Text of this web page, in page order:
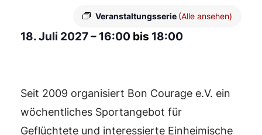
Veranstaltungsserie (Alle ansehen)
18. Juli 2027– 16:00 bis 18:00
Seit 2009 organisiert Bon Courage e.V. ein
wöchentliches Sportangebot für
Geflüchtete und interessierte Einheimische